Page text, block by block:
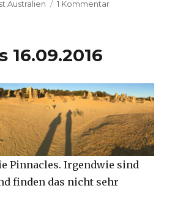
Australien 1 Kommentarzu
16.09.2016
Pinnacles. Irgendwie sind
finden das nicht sehr